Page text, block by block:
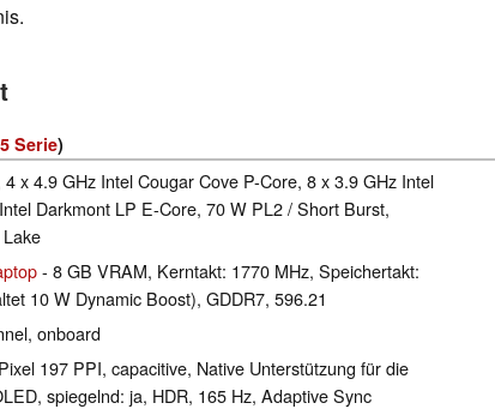
Serie)
4 x 4.9 GHz Intel Cougar Cove P-Core, 8 x 3.9 GHz Intel
Darkmont LP E-Core, 70 W PL2 / Short Burst,
- 8 GB VRAM, Kerntakt: 1770 MHz, Speichertakt:
10 W Dynamic Boost), GDDR7, 596.21
onboard
197 PPI, capacitive, Native Unterstützung für die
spiegelnd: ja, HDR, 165 Hz, Adaptive Sync